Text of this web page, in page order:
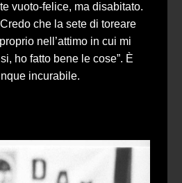
vuoto-felice, ma disabitato.
che la sete di toreare
nell’attimo in cui mi
ho fatto bene le cose”. È
incurabile.